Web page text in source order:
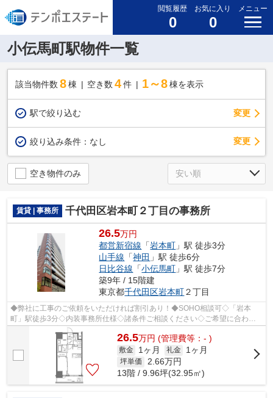
閲覧履歴
0
お気に入り
0
メニュー
小伝馬町駅物件一覧
該当物件数 8棟 空き数 4 件 1～8 棟を表示
駅で絞り込む 変更
絞り込み条件： なし 変更
空き物件のみ
賃貸 | 事務所 千代田区岩本町２丁目の事務所
26.5万円
都営新宿線 「岩本町 」駅 徒歩3分
山手線 「神田 」駅 徒歩6分
日比谷線 「小伝馬町 」駅 徒歩7分
築9年 / 15階建
東京都千代田区岩本町２丁目
◆弊社に工事のご依頼をいただければ割引あり！◆SOHO相談可◇「岩本
町」駅徒歩3分◇内装事務所仕様◇諸条件ご相談ください◇ご希望に合わせ
て物件のご提案が可能です◇お気軽にお問い合わせ...
26.5万円 (管理費等：- )
敷金 1ヶ月 礼金 1ヶ月
坪単価 2.66万円
13階 / 9.96坪(32.95㎡)